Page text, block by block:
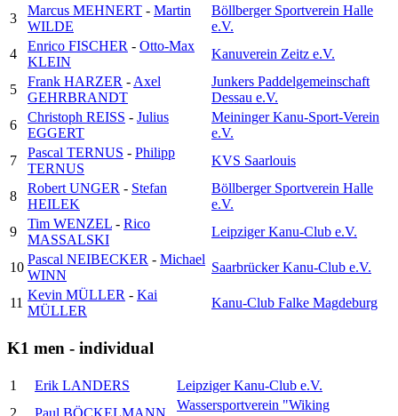
3
Marcus MEHNERT - Martin
WILDE
Böllberger Sportverein Halle
e.V.
4
Enrico FISCHER - Otto-Max
KLEIN
Kanuverein Zeitz e.V.
5
Frank HARZER - Axel
GEHRBRANDT
Junkers Paddelgemeinschaft
Dessau e.V.
6
Christoph REISS - Julius
EGGERT
Meininger Kanu-Sport-Verein
e.V.
7
Pascal TERNUS - Philipp
TERNUS
KVS Saarlouis
8
Robert UNGER - Stefan
HEILEK
Böllberger Sportverein Halle
e.V.
9
Tim WENZEL - Rico
MASSALSKI
Leipziger Kanu-Club e.V.
10
Pascal NEIBECKER - Michael
WINN
Saarbrücker Kanu-Club e.V.
11
Kevin MÜLLER - Kai
MÜLLER
Kanu-Club Falke Magdeburg
K1 men - individual
1 Erik LANDERS
Leipziger Kanu-Club e.V.
2
Paul BÖCKELMANN
Wassersportverein "Wiking